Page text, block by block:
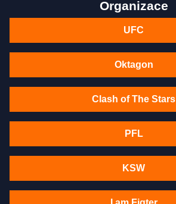
Organizace
UFC
Oktagon
Clash of The Stars
PFL
KSW